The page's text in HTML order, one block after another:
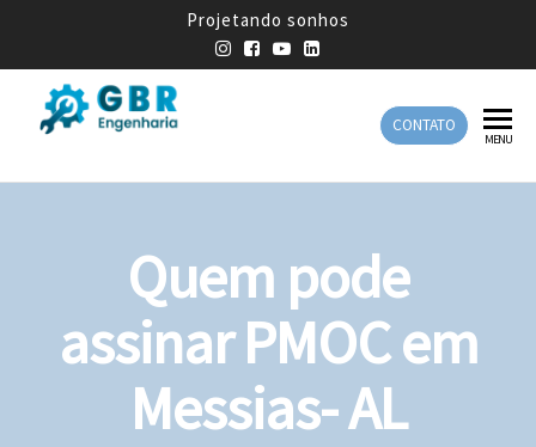
Projetando sonhos
Engenharia
Engenharia
CONTATO
MENU
Quem pode
assinar PMOC em
Messias- AL